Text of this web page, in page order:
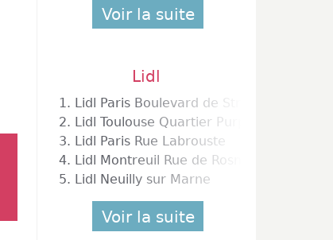
Voir la suite
Lidl
1. Lidl Paris Boulevard de Strasbourg
2. Lidl Toulouse Quartier Purpan
3. Lidl Paris Rue Labrouste
4. Lidl Montreuil Rue de Rosny
5. Lidl Neuilly sur Marne
Voir la suite